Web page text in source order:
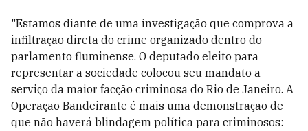
"Estamos diante de uma investigação que comprova a
infiltração direta do crime organizado dentro do
parlamento fluminense. O deputado eleito para
representar a sociedade colocou seu mandato a
serviço da maior facção criminosa do Rio de Janeiro. A
Operação Bandeirante é mais uma demonstração de
que não haverá blindagem política para criminosos: